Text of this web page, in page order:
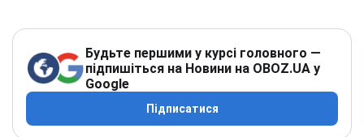
Будьте першими у курсі головного —
підпишіться на Новини на OBOZ.UA у
Google
Підписатися